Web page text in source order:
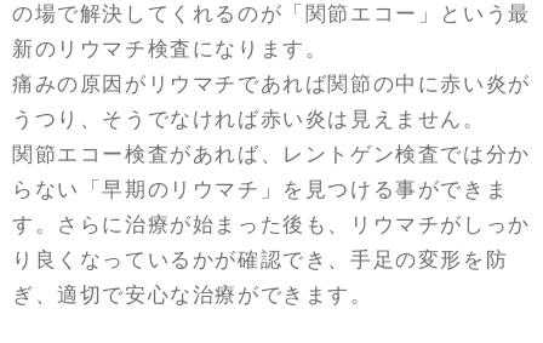
の場で解決してくれるのが「関節エコー」という最
新のリウマチ検査になります。
痛みの原因がリウマチであれば関節の中に赤い炎が
うつり、そうでなければ赤い炎は見えません。
関節エコー検査があれば、レントゲン検査では分か
らない「早期のリウマチ」を見つける事ができま
す。さらに治療が始まった後も、リウマチがしっか
り良くなっているかが確認でき、手足の変形を防
ぎ、適切で安心な治療ができます。